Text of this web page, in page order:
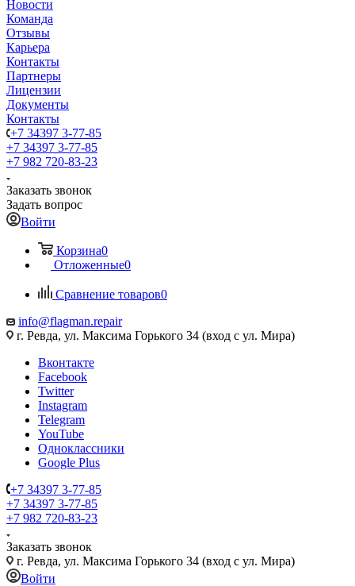
Новости
Команда
Отзывы
Карьера
Контакты
Партнеры
Лицензии
Документы
Контакты
+7 34397 3-77-85
+7 34397 3-77-85
+7 982 720-83-23
Заказать звонок
Задать вопрос
Войти
Корзина0
Отложенные0
Сравнение товаров0
info@flagman.repair
г. Ревда, ул. Максима Горького 34 (вход с ул. Мира)
Вконтакте
Facebook
Twitter
Instagram
Telegram
YouTube
Одноклассники
Google Plus
+7 34397 3-77-85
+7 34397 3-77-85
+7 982 720-83-23
Заказать звонок
г. Ревда, ул. Максима Горького 34 (вход с ул. Мира)
Войти